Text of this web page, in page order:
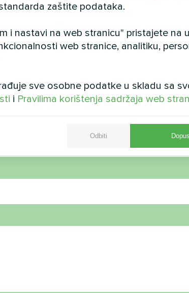
zaštite podataka.
i nastavi na web stranicu" pristajete na
web stranice, analitiku,
sve osobne podatke u skladu sa
i Pravilima korištenja sadržaja web
Odbiti